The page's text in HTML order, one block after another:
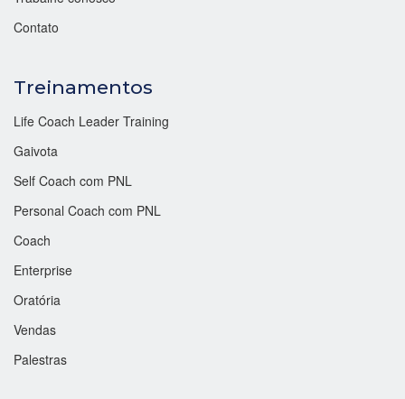
Contato
Treinamentos
Life Coach Leader Training
Gaivota
Self Coach com PNL
Personal Coach com PNL
Coach
Enterprise
Oratória
Vendas
Palestras